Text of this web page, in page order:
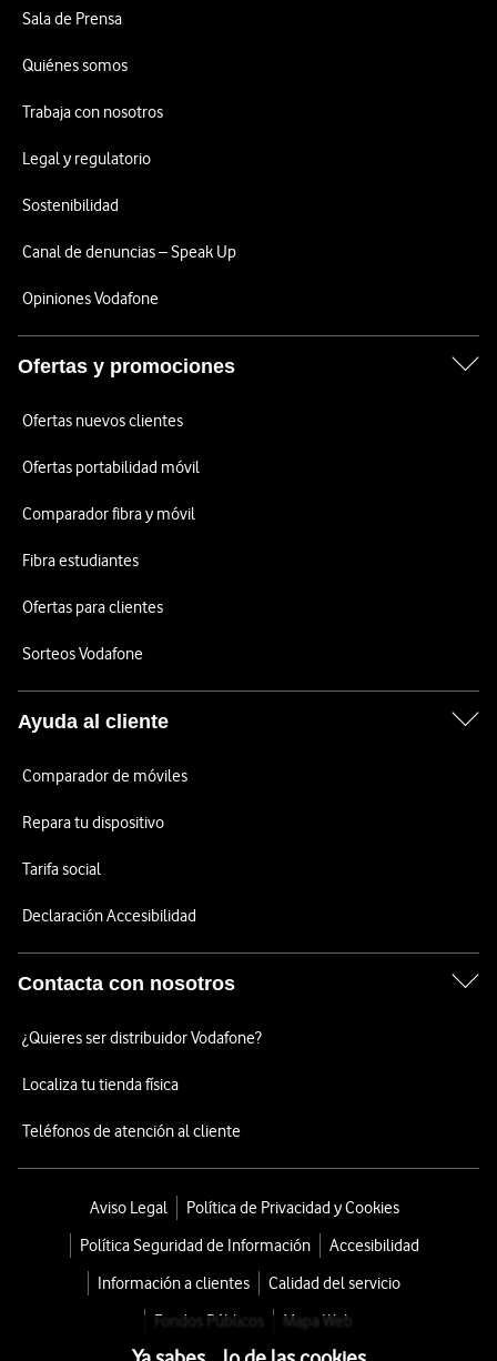
Sala de Prensa
Quiénes somos
Trabaja con nosotros
Legal y regulatorio
Sostenibilidad
Canal de denuncias – Speak Up
Opiniones Vodafone
Ofertas y promociones
Ofertas nuevos clientes
Ofertas portabilidad móvil
Comparador fibra y móvil
Fibra estudiantes
Ofertas para clientes
Sorteos Vodafone
Ayuda al cliente
Comparador de móviles
Repara tu dispositivo
Tarifa social
Declaración Accesibilidad
Contacta con nosotros
¿Quieres ser distribuidor Vodafone?
Localiza tu tienda física
Teléfonos de atención al cliente
Aviso Legal
Política de Privacidad y Cookies
Política Seguridad de Información
Accesibilidad
Información a clientes
Calidad del servicio
Fondos Públicos
Mapa Web